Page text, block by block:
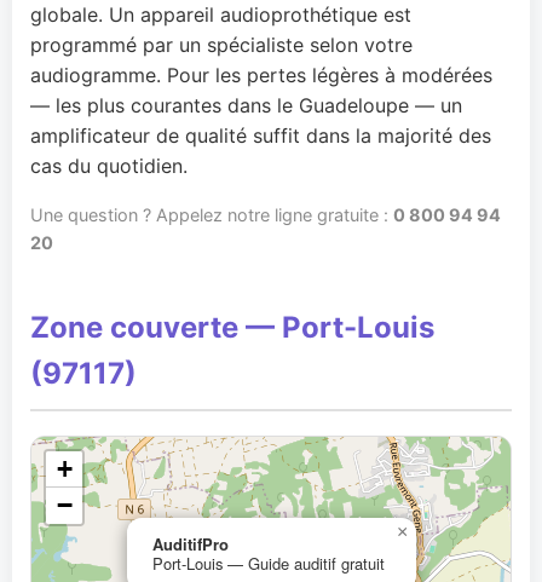
globale. Un appareil audioprothétique est
programmé par un spécialiste selon votre
audiogramme. Pour les pertes légères à modérées
— les plus courantes dans le Guadeloupe — un
amplificateur de qualité suffit dans la majorité des
cas du quotidien.
Une question ? Appelez notre ligne gratuite : 0 800 94 94
20
Zone couverte — Port-Louis
(97117)
AuditifPro
Port-Louis — Guide auditif gratuit
×
+
−